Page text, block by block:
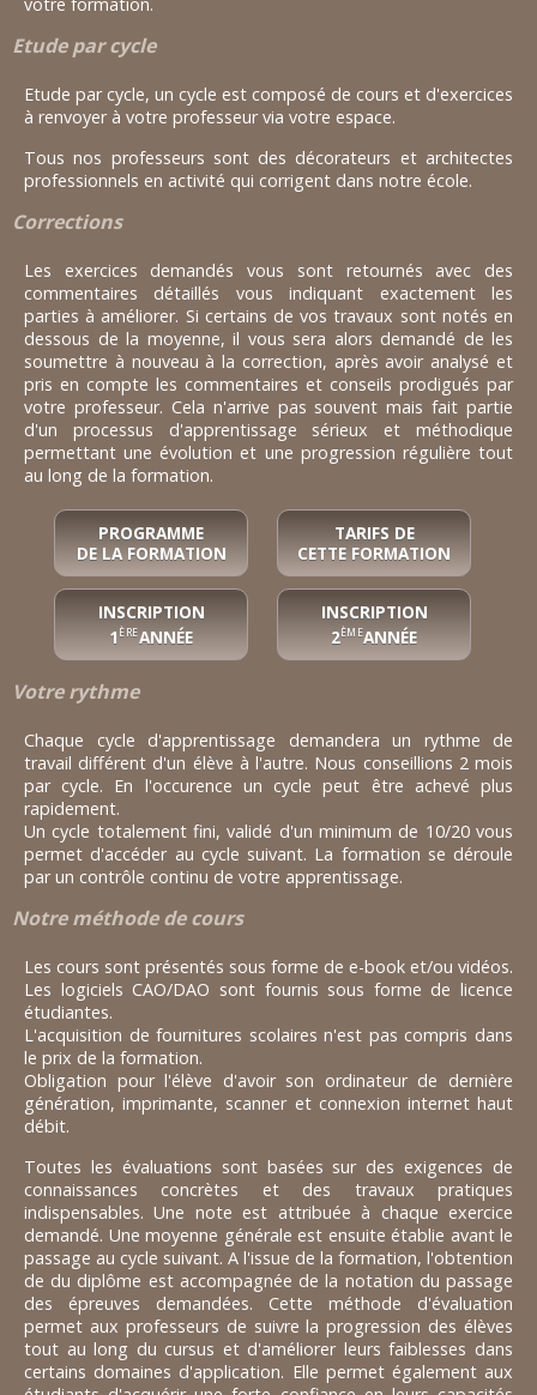
Etude par cycle
Etude par cycle, un cycle est composé de cours et d'exercices
à renvoyer à votre professeur via votre espace.
Tous nos professeurs sont des décorateurs et architectes
professionnels en activité qui corrigent dans notre école.
Corrections
Les exercices demandés vous sont retournés avec des
commentaires détaillés vous indiquant exactement les
parties à améliorer. Si certains de vos travaux sont notés en
dessous de la moyenne, il vous sera alors demandé de les
soumettre à nouveau à la correction, après avoir analysé et
pris en compte les commentaires et conseils prodigués par
votre professeur. Cela n'arrive pas souvent mais fait partie
d'un processus d'apprentissage sérieux et méthodique
permettant une évolution et une progression régulière tout
au long de la formation.
PROGRAMME
DE LA FORMATION
TARIFS DE
CETTE FORMATION
INSCRIPTION
1 ÈREANNÉE
INSCRIPTION
2ÈMEANNÉE
Votre rythme
Chaque cycle d'apprentissage demandera un rythme de
travail différent d'un élève à l'autre. Nous conseillions 2 mois
par cycle. En l'occurence un cycle peut être achevé plus
rapidement.
Un cycle totalement fini, validé d'un minimum de 10/20 vous
permet d'accéder au cycle suivant. La formation se déroule
par un contrôle continu de votre apprentissage.
Notre méthode de cours
Les cours sont présentés sous forme de e-book et/ou vidéos.
Les logiciels CAO/DAO sont fournis sous forme de licence
étudiantes.
L'acquisition de fournitures scolaires n'est pas compris dans
le prix de la formation.
Obligation pour l'élève d'avoir son ordinateur de dernière
génération, imprimante, scanner et connexion internet haut
débit.
Toutes les évaluations sont basées sur des exigences de
connaissances concrètes et des travaux pratiques
indispensables. Une note est attribuée à chaque exercice
demandé. Une moyenne générale est ensuite établie avant le
passage au cycle suivant. A l'issue de la formation, l'obtention
de du diplôme est accompagnée de la notation du passage
des épreuves demandées. Cette méthode d'évaluation
permet aux professeurs de suivre la progression des élèves
tout au long du cursus et d'améliorer leurs faiblesses dans
certains domaines d'application. Elle permet également aux